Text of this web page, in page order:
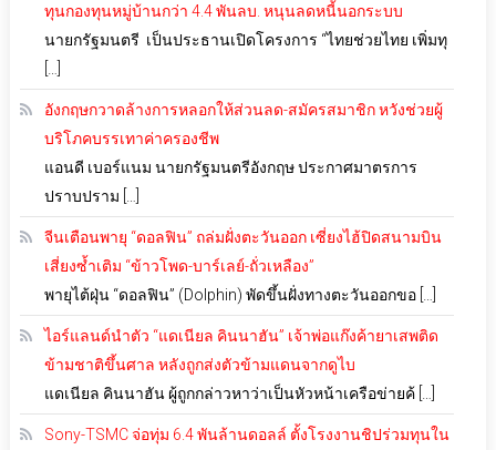
ทุนกองทุนหมู่บ้านกว่า 4.4 พันลบ. หนุนลดหนี้นอกระบบ
นายกรัฐมนตรี เป็นประธานเปิดโครงการ “ไทยช่วยไทย เพิ่มทุ
อังกฤษกวาดล้างการหลอกให้ส่วนลด-สมัครสมาชิก หวังช่วยผู้
บริโภคบรรเทาค่าครองชีพ
แอนดี เบอร์แนม นายกรัฐมนตรีอังกฤษ ประกาศมาตรการ
ปราบปราม […]
จีนเตือนพายุ “ดอลฟิน” ถล่มฝั่งตะวันออก เซี่ยงไฮ้ปิดสนามบิน
เสี่ยงซ้ำเติม “ข้าวโพด-บาร์เลย์-ถั่วเหลือง”
พายุไต้ฝุ่น “ดอลฟิน” (Dolphin) พัดขึ้นฝั่งทางตะวันออกขอ […]
ไอร์แลนด์นำตัว “แดเนียล คินนาฮัน” เจ้าพ่อแก๊งค้ายาเสพติด
ข้ามชาติขึ้นศาล หลังถูกส่งตัวข้ามแดนจากดูไบ
แดเนียล คินนาฮัน ผู้ถูกกล่าวหาว่าเป็นหัวหน้าเครือข่ายค้ […]
Sony-TSMC จ่อทุ่ม 6.4 พันล้านดอลล์ ตั้งโรงงานชิปร่วมทุนใน